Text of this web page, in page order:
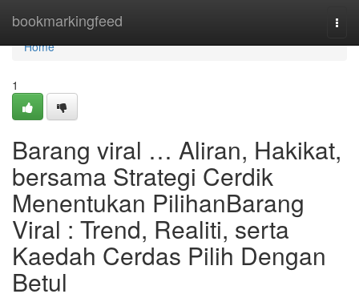
bookmarkingfeed
Home
Home
1
Barang viral … Aliran, Hakikat,
bersama Strategi Cerdik
Menentukan PilihanBarang
Viral : Trend, Realiti, serta
Kaedah Cerdas Pilih Dengan
Betul